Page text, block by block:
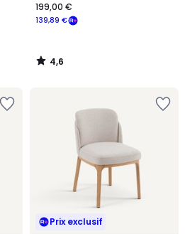
139,89 €
199,00 €
4,6
/
Prix exclusif